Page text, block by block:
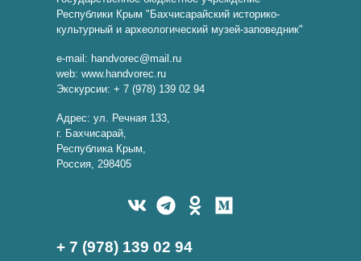
Республики Крым "Бахчисарайский историко-
культурный и археологический музей-заповедник"
e-mail: handvorec@mail.ru
web: www.handvorec.ru
Экскурсии: + 7 (978) 139 02 94
Адрес: ул. Речная 133,
г. Бахчисарай,
Республика Крым,
Россия, 298405
+ 7 (978) 139 02 94